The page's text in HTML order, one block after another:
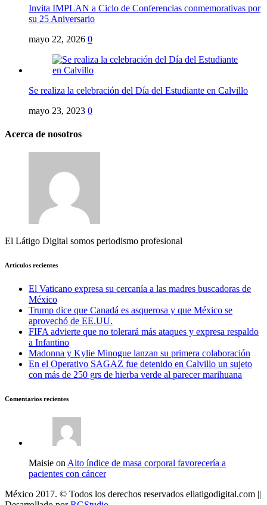
Invita IMPLAN a Ciclo de Conferencias conmemorativas por
su 25 Aniversario
mayo 22, 2026 0
Se realiza la celebración del Día del Estudiante en Calvillo
mayo 23, 2023 0
Acerca de nosotros
El Látigo Digital somos periodismo profesional
Artículos recientes
El Vaticano expresa su cercanía a las madres buscadoras de
México
Trump dice que Canadá es asquerosa y que México se
aprovechó de EE.UU.
FIFA advierte que no tolerará más ataques y expresa respaldo
a Infantino
Madonna y Kylie Minogue lanzan su primera colaboración
En el Operativo SAGAZ fue detenido en Calvillo un sujeto
con más de 250 grs de hierba verde al parecer marihuana
Comentarios recientes
Maisie on Alto índice de masa corporal favorecería a
pacientes con cáncer
México 2017. © Todos los derechos reservados ellatigodigital.com ||